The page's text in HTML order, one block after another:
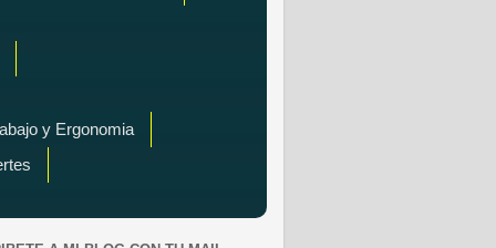
y Ergonomia